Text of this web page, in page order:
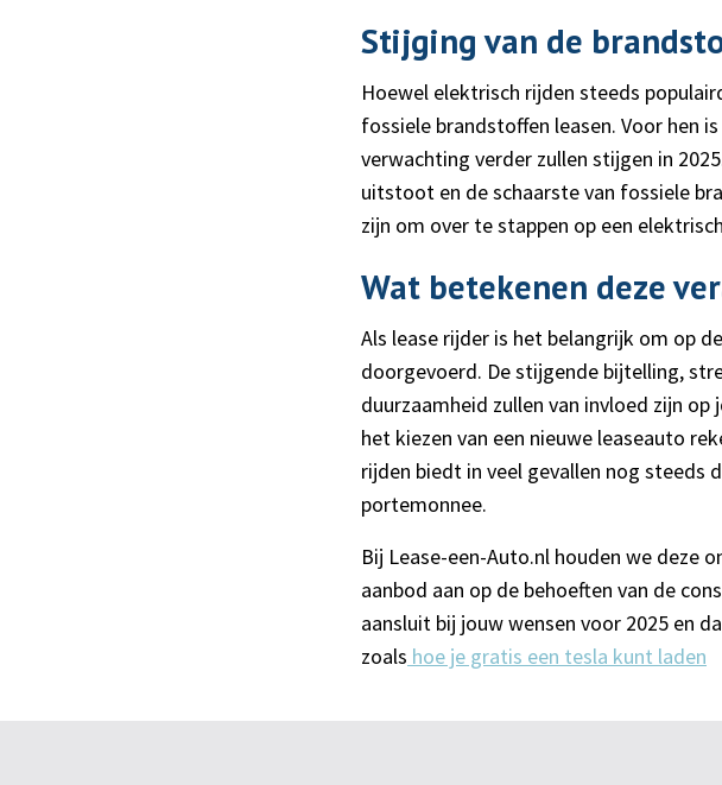
Stijging van de
Hoewel elektrisch rijden steeds
fossiele brandstoffen leasen. Voor hen
verwachting verder zullen stijgen in
uitstoot en de schaarste van fossiele
zijn om over te stappen op een
Wat betekenen deze
Als lease rijder is het belangrijk om op
doorgevoerd. De stijgende bijtelling,
duurzaamheid zullen van invloed zijn
het kiezen van een nieuwe leaseauto
rijden biedt in veel gevallen nog steeds
portemonnee.
Bij Lease-een-Auto.nl houden we deze
aanbod aan op de behoeften van de
aansluit bij jouw wensen voor 2025 en
zoals hoe je gratis een tesla kunt laden